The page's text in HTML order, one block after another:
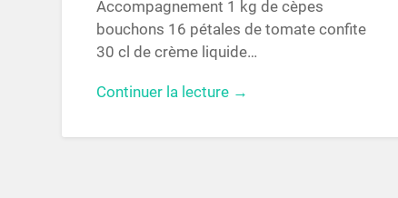
Accompagnement 1 kg de cèpes
bouchons 16 pétales de tomate confite
30 cl de crème liquide…
Continuer la lecture →